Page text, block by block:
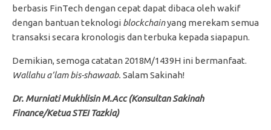
berbasis FinTech dengan cepat dapat dibaca oleh wakif
dengan bantuan teknologi blockchainyang merekam semua
transaksi secara kronologis dan terbuka kepada siapapun.
Demikian, semoga catatan 2018M/1439H ini bermanfaat.
Wallahu a’lam bis-shawaab. Salam Sakinah!
Dr. Murniati Mukhlisin M.Acc (Konsultan Sakinah
Finance/Ketua STEI Tazkia)